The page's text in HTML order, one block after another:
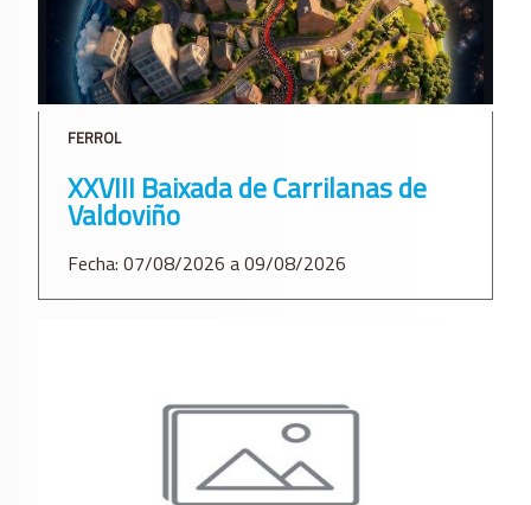
FERROL
XXVIII Baixada de Carrilanas de
Valdoviño
Fecha: 07/08/2026 a 09/08/2026